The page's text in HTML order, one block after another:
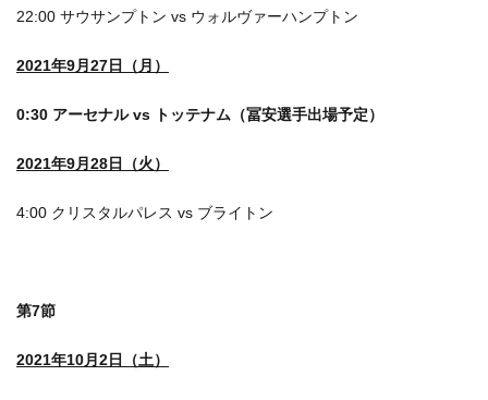
22:00 サウサンプトン vs ウォルヴァーハンプトン
2021年9月27日（月）
0:30 アーセナル vs トッテナム（冨安選手出場予定）
2021年9月28日（火）
4:00 クリスタルパレス vs ブライトン
第7節
2021年10月2日（土）